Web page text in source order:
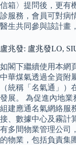
信箱〉提問後，更有
診服務，會員可對病
醫生共同參與該計畫
盧兆發: 盧兆發LO,
如閣下繼續使用本網
中華煤氣透過全資附
（統稱「名氣通」
發展。 為促進內地業
組建應通名氣網絡服
接、數據中心及霧計
有多間物業管理公司
的物業，包括負責集